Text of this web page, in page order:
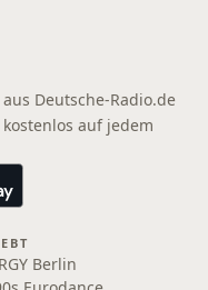
Deutsche-Radio.de
auf jedem
Berlin